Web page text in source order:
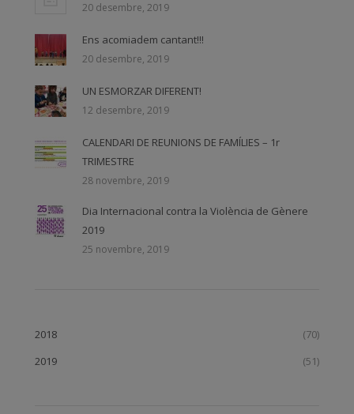
20 desembre, 2019
Ens acomiadem cantant!!!
20 desembre, 2019
UN ESMORZAR DIFERENT!
12 desembre, 2019
CALENDARI DE REUNIONS DE FAMÍLIES – 1r
TRIMESTRE
28 novembre, 2019
Dia Internacional contra la Violència de Gènere
2019
25 novembre, 2019
2018
(70)
2019
(51)